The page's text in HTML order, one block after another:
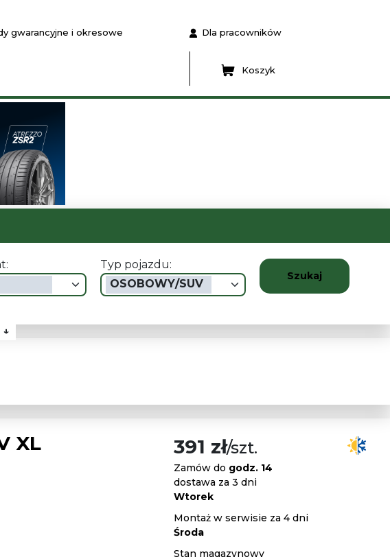
gwarancyjne i okresowe Dla pracowników
Koszyk
Typ pojazdu:
OSOBOWY/SUV
Szukaj
↓
XL 391 zł/szt.
Zamów do godz. 14
dostawa za 3 dni
Wtorek
Montaż w serwisie za 4 dni
Środa
Stan magazynowy